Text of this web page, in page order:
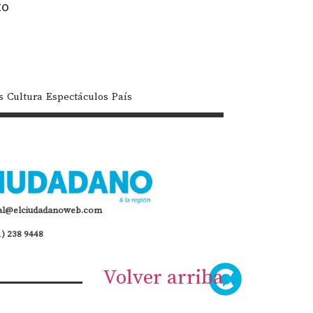
Cultura Espectáculos País
238 9448
Volver arriba